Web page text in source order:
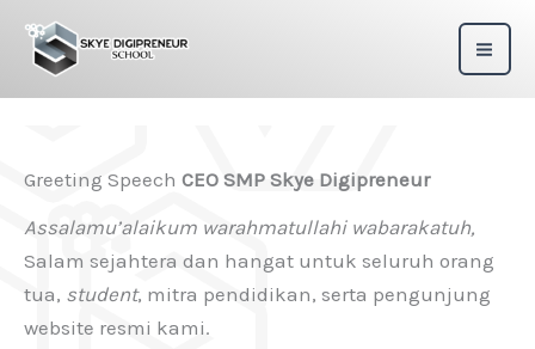
content
Greeting Speech CEO SMP Skye Digipreneur
Assalamu’alaikum warahmatullahi wabarakatuh,
Salam sejahtera dan hangat untuk seluruh orang
tua, student, mitra pendidikan, serta pengunjung
website resmi kami.